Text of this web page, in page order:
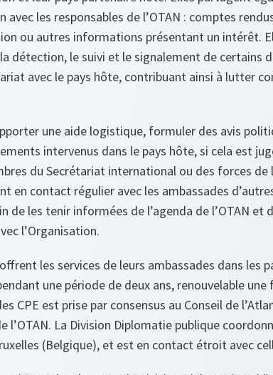
les responsables de l’OTAN : comptes
ou autres informations présentant un intérêt.
détection, le suivi et le signalement de certains
avec le pays hôte, contribuant ainsi à lutter
une aide logistique, formuler des avis
intervenus dans le pays hôte, si cela est
du Secrétariat international ou des forces de
en contact régulier avec les ambassades
de les tenir informées de l’agenda de l’OTAN et
l’Organisation.
les services de leurs ambassades dans les
une période de deux ans, renouvelable une
CPE est prise par consensus au Conseil de
La Division Diplomatie publique
(Belgique), et est en contact étroit avec